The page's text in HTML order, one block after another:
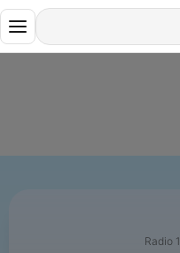
Radio 1